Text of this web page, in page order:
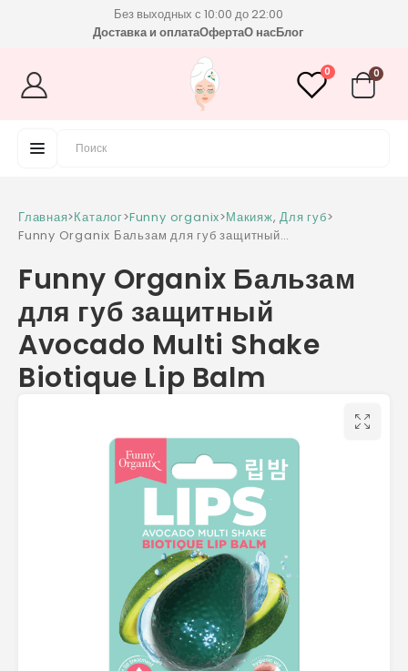
Без выходных с 10:00 до 22:00
Доставка и оплатаОфертаО насБлог
0 0
Главная>Каталог>Funny organix>Макияж,Для губ>
Funny Organix Бальзам для губ защитный
Funny Organix Бальзам
для губ защитный
Avocado Multi Shake
Biotique Lip Balm